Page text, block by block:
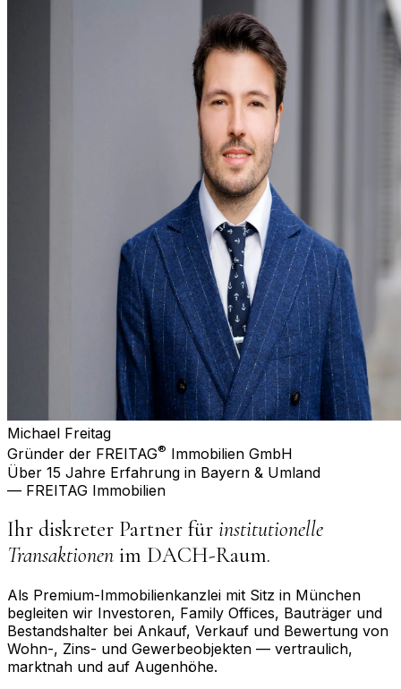
Michael Freitag
Gründer der FREITAG® Immobilien GmbH
Über 15 Jahre Erfahrung in Bayern & Umland
— FREITAG Immobilien
Ihr diskreter Partner für institutionelle
Transaktionen im DACH-Raum.
Als Premium-Immobilienkanzlei mit Sitz in München
begleiten wir Investoren, Family Offices, Bauträger und
Bestandshalter bei Ankauf, Verkauf und Bewertung von
Wohn-, Zins- und Gewerbeobjekten — vertraulich,
marktnah und auf Augenhöhe.